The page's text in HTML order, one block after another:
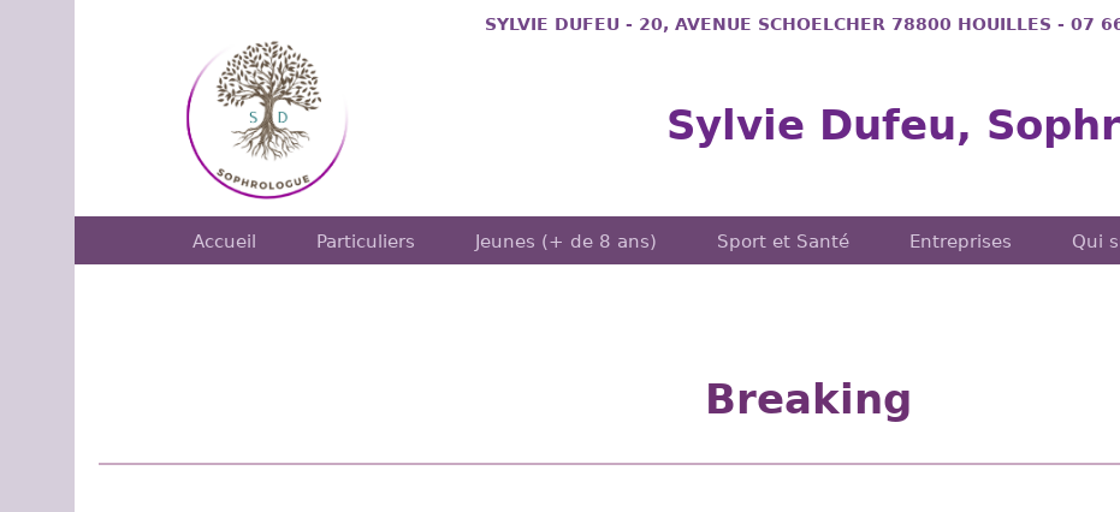
SYLVIE DUFEU - 20, AVENUE SCHOELCHER 78800 HOUILLES - 07
Sylvie Dufeu,
Accueil Particuliers Jeunes (+ de 8 ans) Sport et Santé Entreprises Qui
Breaking